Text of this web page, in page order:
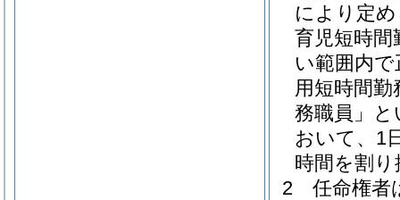
により定
育児短時
い範囲内
用短時間
務職員」と
おいて、1
時間を割
2
任命権者